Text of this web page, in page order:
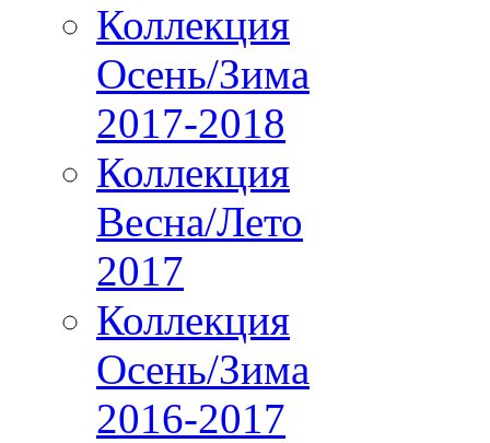
Коллекция
Осень/Зима
2017-2018
Коллекция
Весна/Лето
2017
Коллекция
Осень/Зима
2016-2017